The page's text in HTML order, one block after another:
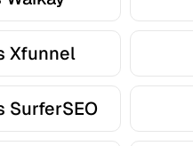
Xfunnel
SurferSEO